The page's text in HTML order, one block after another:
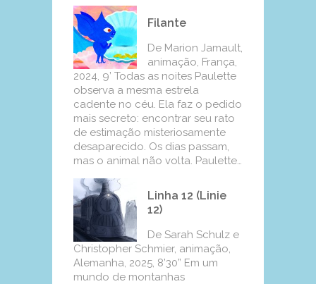
Filante
De Marion Jamault,
animação, França,
2024, 9’ Todas as noites Paulette
observa a mesma estrela
cadente no céu. Ela faz o pedido
mais secreto: encontrar seu rato
de estimação misteriosamente
desaparecido. Os dias passam,
mas o animal não volta. Paulette…
Linha 12 (Linie
12)
De Sarah Schulz e
Christopher Schmier, animação,
Alemanha, 2025, 8’30” Em um
mundo de montanhas